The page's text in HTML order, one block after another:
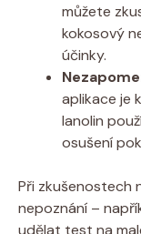
můžete
kokosový‍
účinky.
aplikace je
lanolin
osušení
Při zkušenostech
nepoznání –
udělat test ‍na